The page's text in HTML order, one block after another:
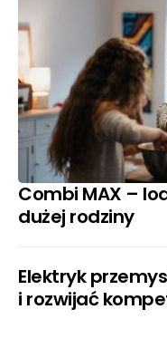
Combi MAX –
dużej rodziny
Elektryk
i rozwijać